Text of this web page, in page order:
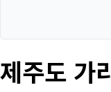
제주도 가